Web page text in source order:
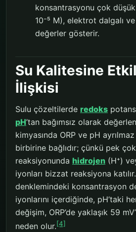
konsantrasyonu çok
10⁻⁵ M), elektrot dalgalı
değerler gösterir.
Su Kalitesine
İlişkisi
Sulu çözeltilerde redoks
pH’tan bağımsız olarak
kimyasında ORP ve pH
birbirine bağlıdır; çünkü pek
reaksiyonunda hidrojen (H⁺)
iyonları bizzat reaksiyona
denklemindeki konsantrasyon
iyonlarını içerdiğinde, pH’taki
değişim, ORP’de yaklaşık 59
neden olur.[4]